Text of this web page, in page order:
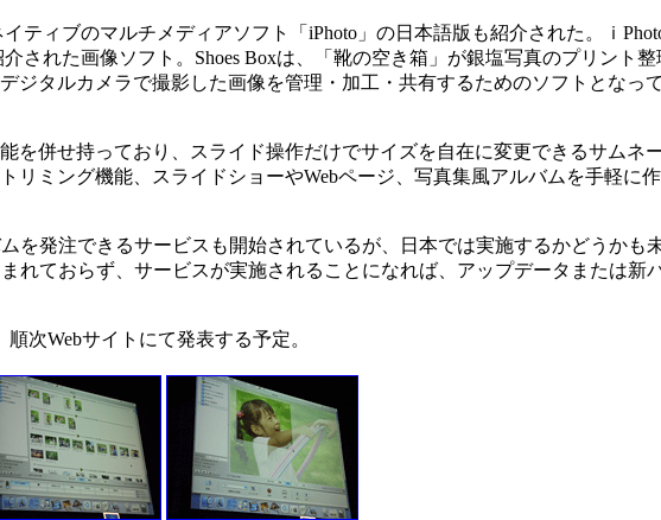
ティブのマルチメディアソフト「iPhoto」の日本語版も紹介された。ｉ
された画像ソフト。Shoes Boxは、「靴の空き箱」が銀塩写真のプリント整
ジタルカメラで撮影した画像を管理・加工・共有するためのソフトとなっ
を併せ持っており、スライド操作だけでサイズを自在に変更できるサムネ
リミング機能、スライドショーやWebページ、写真集風アルバムを手軽に
を発注できるサービスも開始されているが、日本では実施するかどうかも
れておらず、サービスが実施されることになれば、アップデータまたは新
次Webサイトにて発表する予定。